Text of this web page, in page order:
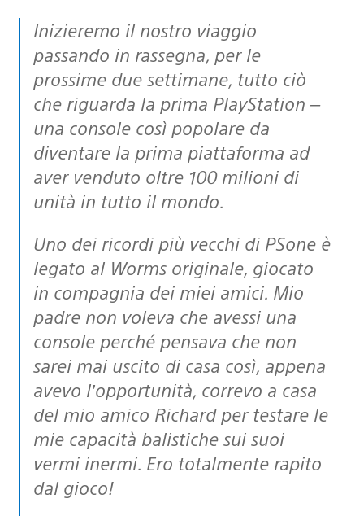
Inizieremo il nostro viaggio
passando in rassegna, per le
prossime due settimane, tutto ciò
che riguarda la prima PlayStation –
una console così popolare da
diventare la prima piattaforma ad
aver venduto oltre 100 milioni di
unità in tutto il mondo.
Uno dei ricordi più vecchi di PSone è
legato al Worms originale, giocato
in compagnia dei miei amici. Mio
padre non voleva che avessi una
console perché pensava che non
sarei mai uscito di casa così, appena
avevo l’opportunità, correvo a casa
del mio amico Richard per testare le
mie capacità balistiche sui suoi
vermi inermi. Ero totalmente rapito
dal gioco!